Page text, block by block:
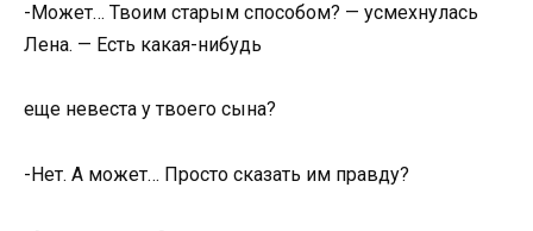
-Может… Твоим старым способом? — усмехнулась
Лена. — Есть какая-нибудь
еще невеста у твоего сына?
-Нет. А может… Просто сказать им правду?